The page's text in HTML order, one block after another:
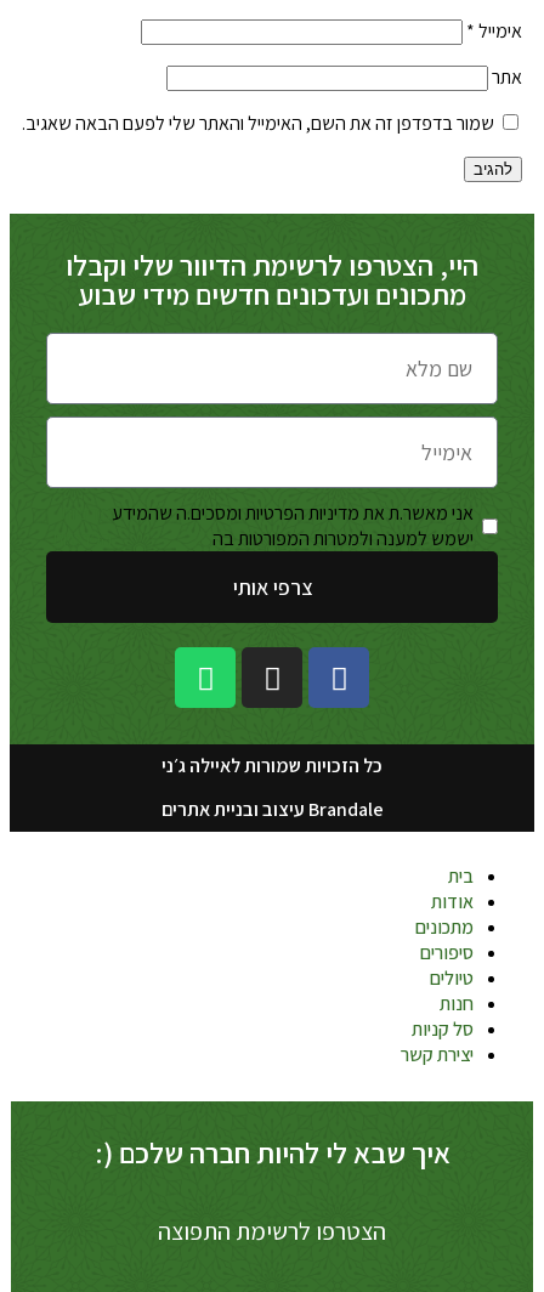
אימייל*
אתר
שמור בדפדפן זה את השם, האימייל והאתר שלי לפעם הבאה שאגיב.
היי, הצטרפו לרשימת הדיוור שלי וקבלו
מתכונים ועדכונים חדשים מידי שבוע
אני מאשר.ת את מדיניות הפרטיות ומסכים.ה שהמידע
ישמש למענה ולמטרות המפורטות בה
צרפי אותי
כל הזכויות שמורות לאיילה ג׳ני
Brandale עיצוב ובניית אתרים
בית
אודות
מתכונים
סיפורים
טיולים
חנות
סל קניות
יצירת קשר
איך שבא לי להיות חברה שלכם (:
הצטרפו לרשימת התפוצה